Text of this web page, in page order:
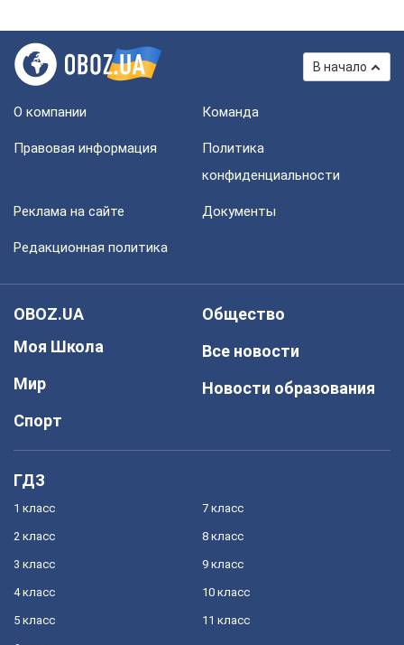
В начало
О компании Команда
Правовая информация
Политика
конфиденциальности
Реклама на сайте Документы
Редакционная политика
OBOZ.UA
Моя Школа
Мир
Спорт
Общество
Все новости
Новости образования
ГДЗ
1 класс
2 класс
3 класс
4 класс
5 класс
7 класс
8 класс
9 класс
10 класс
11 класс